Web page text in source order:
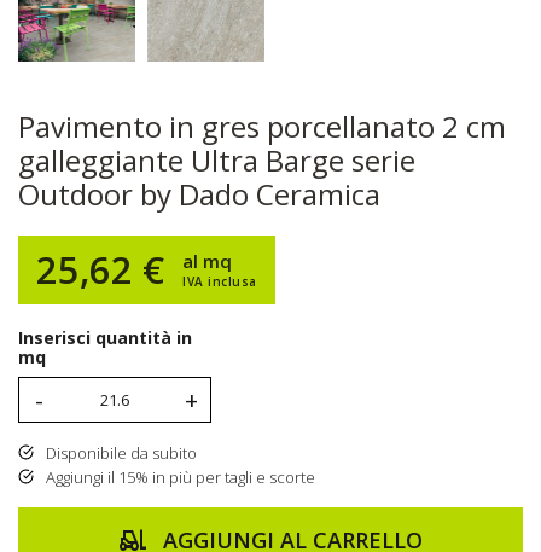
Pavimento in gres porcellanato 2 cm
galleggiante Ultra Barge serie
Outdoor by Dado Ceramica
25,62 € IVA inclusa
al mq
Inserisci quantità in
mq
- +
Disponibile da subito
Aggiungi il 15% in più per tagli e scorte
AGGIUNGI AL CARRELLO